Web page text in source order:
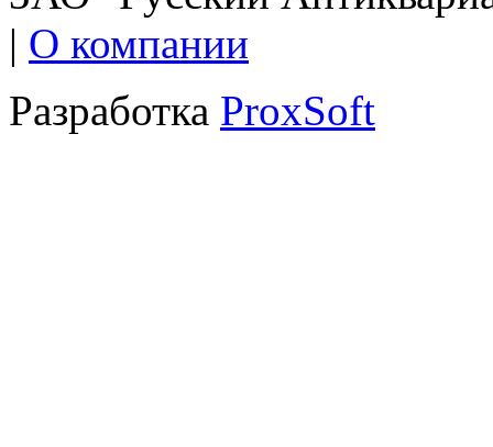
| О компании
Разработка ProxSoft